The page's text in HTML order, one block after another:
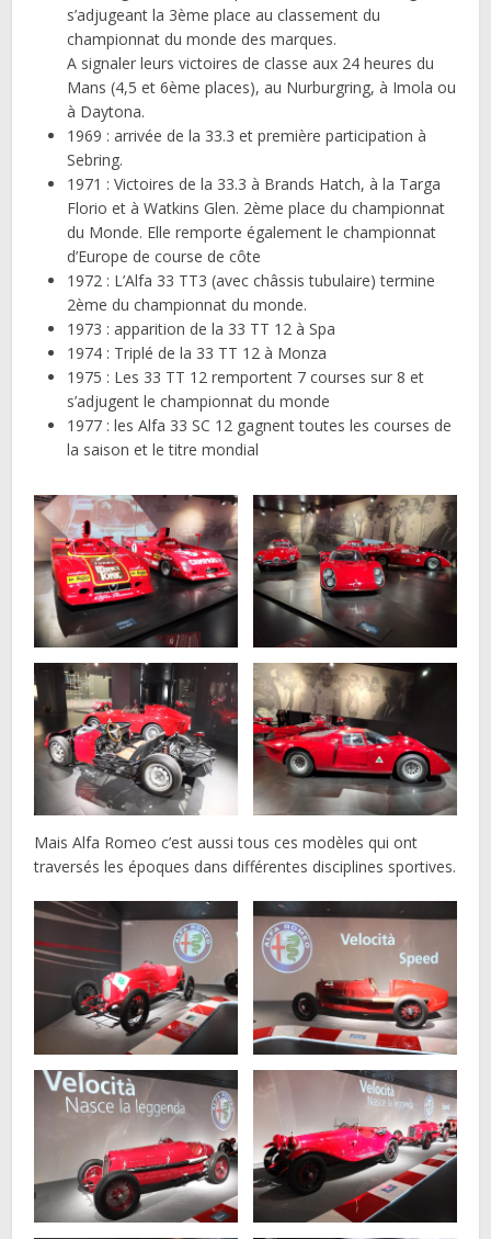
s’adjugeant la 3ème place au classement du
championnat du monde des marques.
A signaler leurs victoires de classe aux 24 heures du
Mans (4,5 et 6ème places), au Nurburgring, à Imola ou
à Daytona.
1969 : arrivée de la 33.3 et première participation à
Sebring.
1971 : Victoires de la 33.3 à Brands Hatch, à la Targa
Florio et à Watkins Glen. 2ème place du championnat
du Monde. Elle remporte également le championnat
d’Europe de course de côte
1972 : L’Alfa 33 TT3 (avec châssis tubulaire) termine
2ème du championnat du monde.
1973 : apparition de la 33 TT 12 à Spa
1974 : Triplé de la 33 TT 12 à Monza
1975 : Les 33 TT 12 remportent 7 courses sur 8 et
s’adjugent le championnat du monde
1977 : les Alfa 33 SC 12 gagnent toutes les courses de
la saison et le titre mondial
Mais Alfa Romeo c’est aussi tous ces modèles qui ont
traversés les époques dans différentes disciplines sportives.